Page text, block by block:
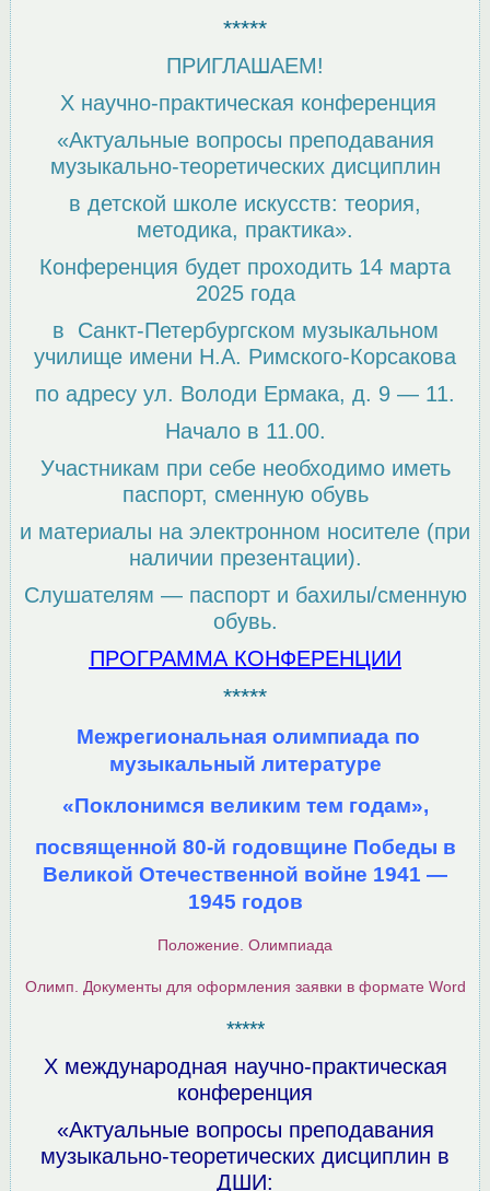
*****
ПРИГЛАШАЕМ!
Х научно-практическая конференция
«Актуальные вопросы преподавания
музыкально-теоретических дисциплин
в детской школе искусств: теория,
методика, практика».
Конференция будет проходить 14 марта
2025 года
в Санкт-Петербургском музыкальном
училище имени Н.А. Римского-Корсакова
по адресу ул. Володи Ермака, д. 9 — 11.
Начало в 11.00.
Участникам при себе необходимо иметь
паспорт, сменную обувь
и материалы на электронном носителе (при
наличии презентации).
Слушателям — паспорт и бахилы/сменную
обувь.
ПРОГРАММА КОНФЕРЕНЦИИ
*****
Межрегиональная олимпиада по
музыкальный литературе
«Поклонимся великим тем годам»,
посвященной 80-й годовщине Победы в
Великой Отечественной войне 1941 —
1945 годов
Положение. Олимпиада
Олимп. Документы для оформления заявки в формате Word
*****
Х международная научно-практическая
конференция
«Актуальные вопросы преподавания
музыкально-теоретических дисциплин в
ДШИ: